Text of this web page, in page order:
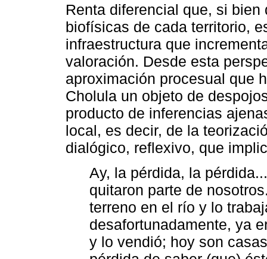
Renta diferencial que, si
biofísicas de cada territorio,
infraestructura que
valoración. Desde esta
aproximación procesual que
Cholula un objeto de
producto de inferencias
local, es decir, de la
dialógico, reflexivo, que
Ay, la pérdida, la
quitaron parte de
terreno en el río y lo
desafortunadamente, ya
y lo vendió; hoy son